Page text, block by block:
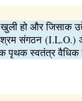
हो और जिसाक
श्रम संगठन
पृथक स्वतंत्र वैधिक